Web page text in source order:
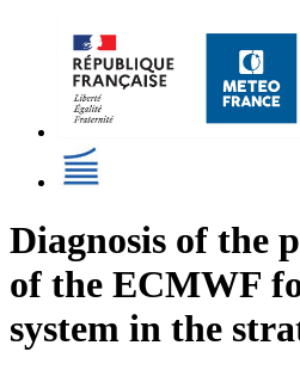
Diagnosis of the
of the ECMWF
system in the